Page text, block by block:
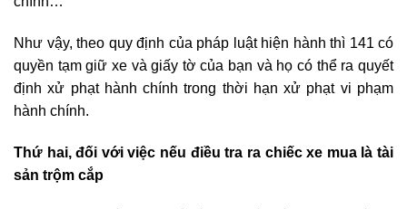
Như vậy, theo quy định của pháp luật hiện hành thì 141 có
quyền tạm giữ xe và giấy tờ của bạn và họ có thể ra quyết
định xử phạt hành chính trong thời hạn xử phạt vi phạm
hành chính.
Thứ hai, đối với việc nếu điều tra ra chiếc xe mua là tài
sản trộm cắp